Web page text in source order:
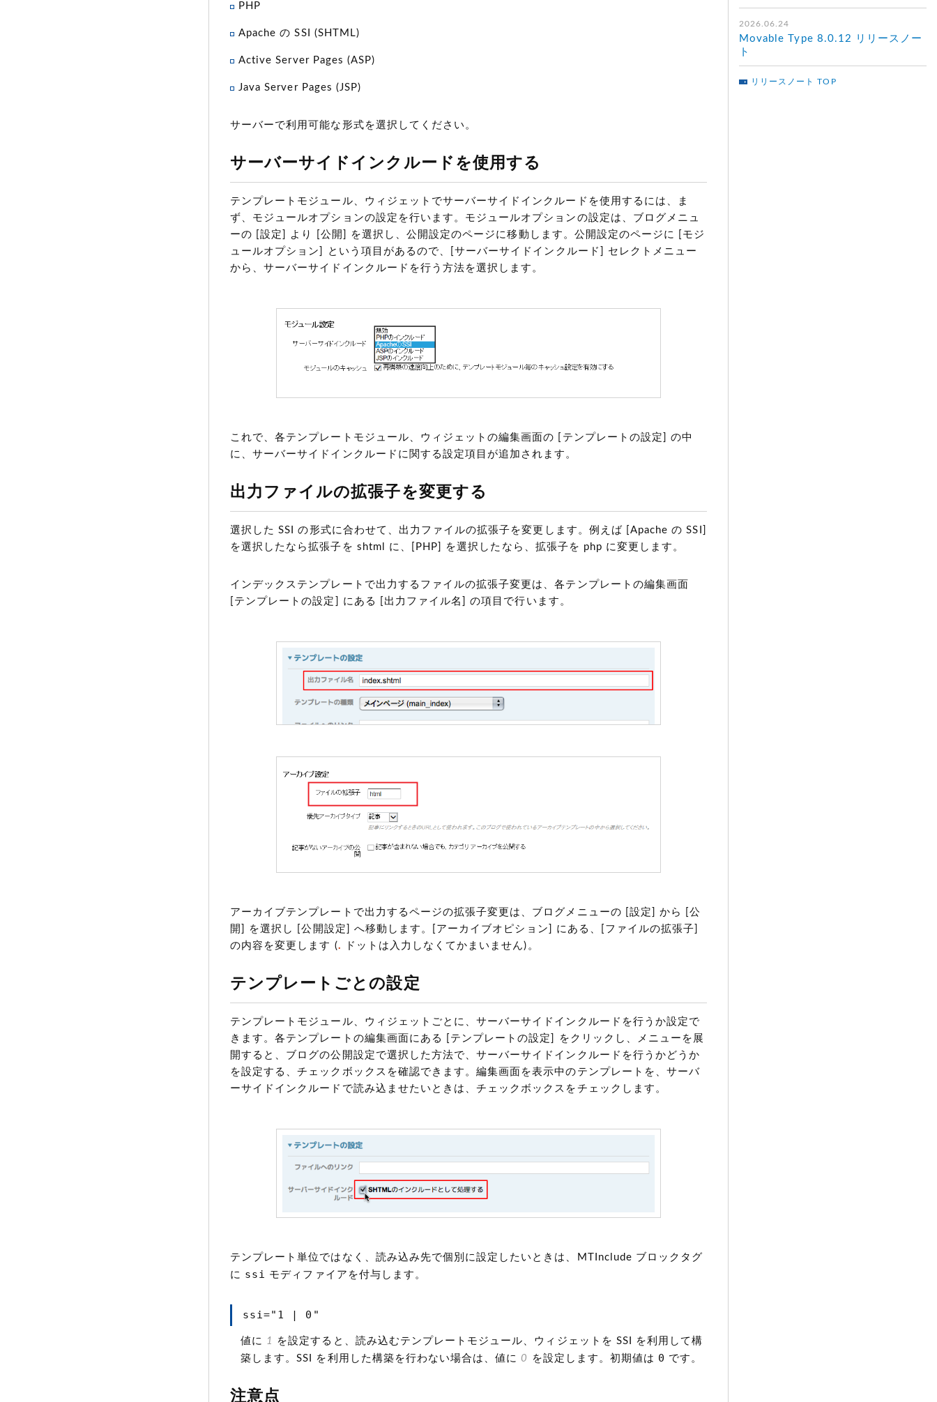
PHP
Apache の SSI (SHTML)
Active Server Pages(ASP)
Java Server Pages (JSP)
サーバーで利用可能な形式を選択してください。
サーバーサイドインクルードを使用する
テンプレートモジュール、ウィジェットでサーバーサイドインクルードを使用するには、ま
ず、モジュールオプションの設定を行います。モジュールオプションの設定は、ブログメニュ
ーの [設定] より [公開] を選択し、公開設定のページに移動します。公開設定のページに [モジ
ュールオプション] という項目があるので、[サーバーサイドインクルード] セレクトメニュー
から、サーバーサイドインクルードを行う方法を選択します。
これで、各テンプレートモジュール、ウィジェットの編集画面の [テンプレートの設定] の中
に、サーバーサイドインクルードに関する設定項目が追加されます。
出力ファイルの拡張子を変更する
選択した SSI の形式に合わせて、出力ファイルの拡張子を変更します。例えば [Apache の SSI]
を選択したなら拡張子を shtml に、[PHP] を選択したなら、拡張子を php に変更します。
インデックステンプレートで出力するファイルの拡張子変更は、各テンプレートの編集画面
[テンプレートの設定] にある [出力ファイル名] の項目で行います。
アーカイブテンプレートで出力するページの拡張子変更は、ブログメニューの [設定] から [公
開] を選択し [公開設定] へ移動します。[アーカイブオピション] にある、[ファイルの拡張子]
の内容を変更します (. ドットは入力しなくてかまいません) 。
テンプレートごとの設定
テンプレートモジュール、ウィジェットごとに、サーバーサイドインクルードを行うか設定で
きます。各テンプレートの編集画面にある [テンプレートの設定] をクリックし、メニューを展
開すると、ブログの公開設定で選択した方法で、サーバーサイドインクルードを行うかどうか
を設定する、チェックボックスを確認できます。編集画面を表示中のテンプレートを、サーバ
ーサイドインクルードで読み込ませたいときは、チェックボックスをチェックします。
テンプレート単位ではなく、読み込み先で個別に設定したいときは、MTInclude ブロックタグ
に ssi モディファイアを付与します。
ssi="1 | 0"
値に 1
を設定すると、読み込むテンプレートモジュール、ウィジェットを SSI を利用して構
築します。SSI を利用した構築を行わない場合は、値に0 を設定します。初期値は 0 です。
注意点
2026.06.24
Movable Type 8.0.12 リリースノー
ト
リリースノート TOP